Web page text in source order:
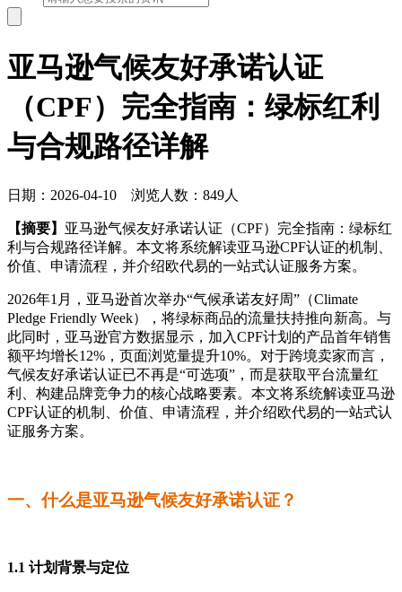
亚马逊气候友好承诺认证
（CPF）完全指南：绿标红利
与合规路径详解
日期：2026-04-10 浏览人数：849人
【摘要】 亚马逊气候友好承诺认证（CPF）完全指南：绿标红
利与合规路径详解。本文将系统解读亚马逊CPF认证的机制、
价值、申请流程，并介绍欧代易的一站式认证服务方案。
2026年1月，亚马逊首次举办“气候承诺友好周”（Climate
Pledge Friendly Week），将绿标商品的流量扶持推向新高。与
此同时，亚马逊官方数据显示，加入CPF计划的产品首年销售
额平均增长12%，页面浏览量提升10%。对于跨境卖家而言，
气候友好承诺认证已不再是“可选项”，而是获取平台流量红
利、构建品牌竞争力的核心战略要素。本文将系统解读亚马逊
CPF认证的机制、价值、申请流程，并介绍欧代易的一站式认
证服务方案。
一、什么是亚马逊气候友好承诺认证？
1.1 计划背景与定位